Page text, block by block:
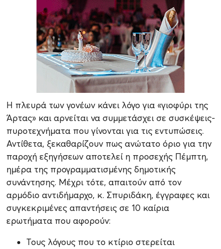
Η πλευρά των γονέων κάνει λόγο για «γιοφύρι της
Άρτας» και αρνείται να συμμετάσχει σε συσκέψεις-
πυροτεχνήματα που γίνονται για τις εντυπώσεις.
Αντίθετα, ξεκαθαρίζουν πως ανώτατο όριο για την
παροχή εξηγήσεων αποτελεί η προσεχής Πέμπτη,
ημέρα της προγραμματισμένης δημοτικής
συνάντησης. Μέχρι τότε, απαιτούν από τον
αρμόδιο αντιδήμαρχο, κ. Σπυριδάκη, έγγραφες και
συγκεκριμένες απαντήσεις σε 10 καίρια
ερωτήματα που αφορούν:
Τους λόγους που το κτίριο στερείται